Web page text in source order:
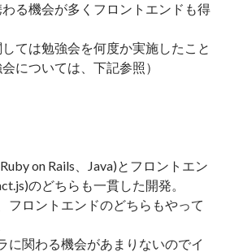
る機会が多くフロントエンドも得
ては勉強会を何度か実施したこと
については、下記参照）
on Rails、Java)とフロントエン
のどちらも一貫した開発。
フロントエンドのどちらもやって
に関わる機会があまりないのでイ